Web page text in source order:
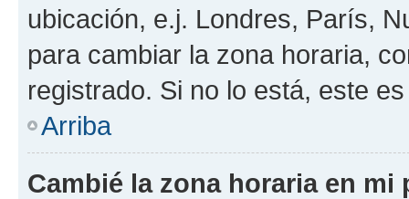
ubicación, e.j. Londres, París,
para cambiar la zona horaria,
registrado. Si no lo está, este
Arriba
Cambié la zona horaria en